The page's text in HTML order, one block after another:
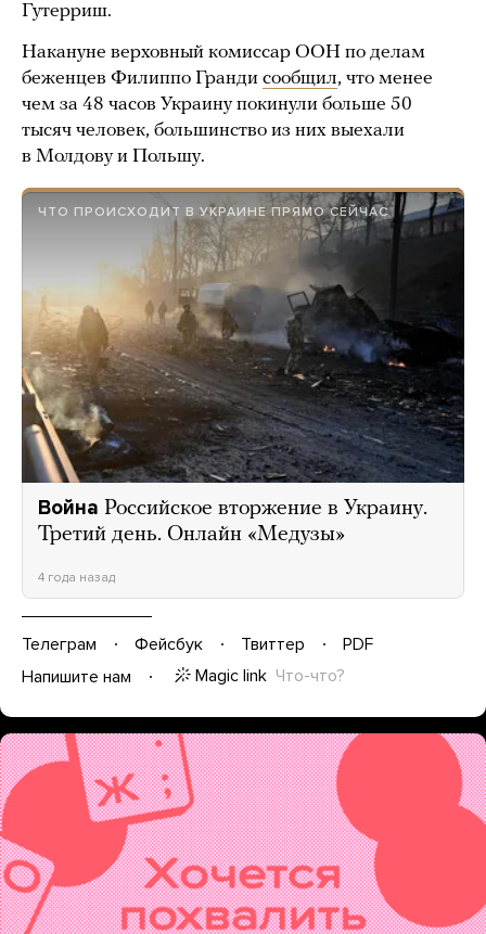
Гутерриш.
Накануне верховный комиссар ООН по делам
беженцев Филиппо Гранди сообщил, что менее
чем за 48 часов Украину покинули больше 50
тысяч человек, большинство из них выехали
в Молдову и Польшу.
ЧТО ПРОИСХОДИТ В УКРАИНЕ ПРЯМО СЕЙЧАС
Война Российское вторжение в Украину.
Третий день. Онлайн «Медузы»
4 года назад
Телеграм Фейсбук Твиттер
PDF
Напишите нам
Magic link Что-что?